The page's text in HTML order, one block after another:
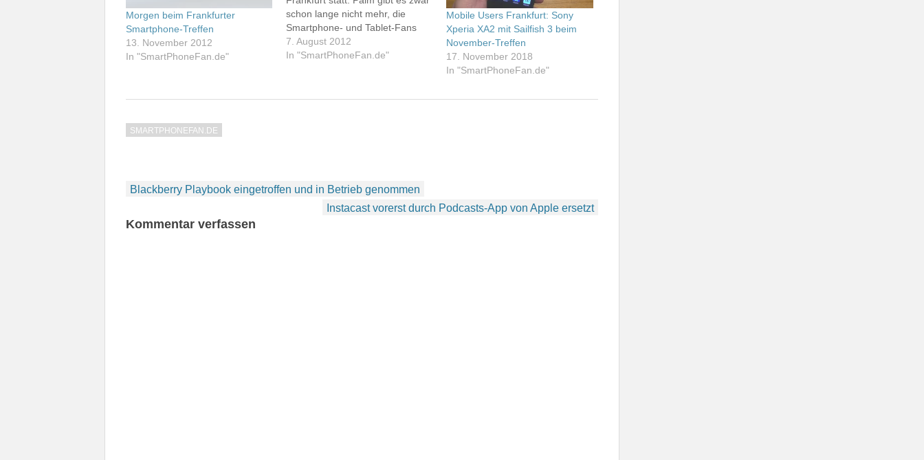
Morgen beim Frankfurter
Smartphone-Treffen
13. November 2012
In "SmartPhoneFan.de"
schon lange nicht mehr, die
Smartphone- und Tablet-Fans
aus dem Rhein-Main-Gebiet
treffen sich aber weiterhin einmal
7. August 2012
In "SmartPhoneFan.de"
Mobile Users Frankfurt: Sony
Xperia XA2 mit Sailfish 3 beim
November-Treffen
17. November 2018
In "SmartPhoneFan.de"
SMARTPHONEFAN.DE
Beitragsnavigation
Blackberry Playbook eingetroffen und in Betrieb genommen
Instacast vorerst durch Podcasts-App von Apple ersetzt
Kommentar verfassen